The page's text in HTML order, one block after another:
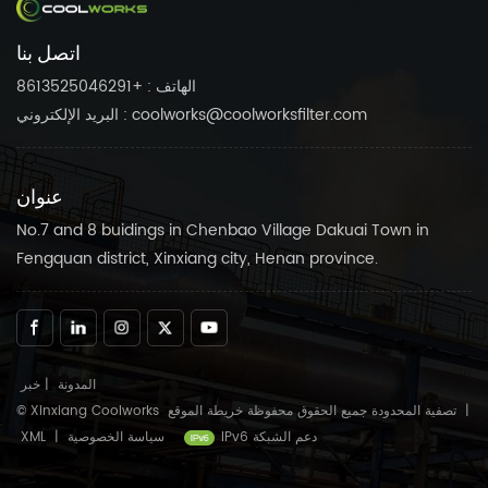
ضاغط الهواء الخاص بك يعمل
اتصل بنا
الهاتف : +8613525046291
البريد الإلكتروني : coolworks@coolworksfilter.com
عنوان
No.7 and 8 buidings in Chenbao Village Dakuai Town in
Fengquan district, Xinxiang city, Henan province.
المدونة | خبر
© Xinxiang Coolworks تصفية المحدودة جميع الحقوق محفوظة |
XML | سياسة الخصوصية IPv6 دعم الشبكة